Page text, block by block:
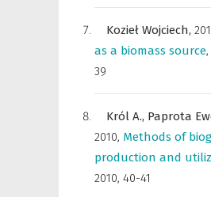
Kozieł Wojciech,
as a biomass source,
39
Król A., Paprota
2010, Methods of
production and
2010, 40-41